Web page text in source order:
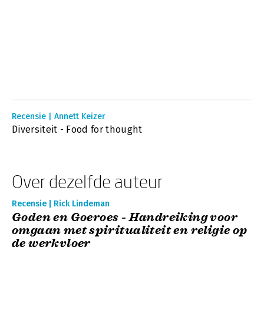
Recensie | Annett Keizer
Diversiteit - Food for thought
Over dezelfde auteur
Recensie | Rick Lindeman
Goden en Goeroes - Handreiking voor
omgaan met spiritualiteit en religie op
de werkvloer